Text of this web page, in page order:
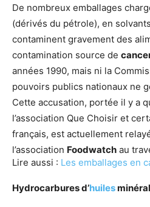
De nombreux emballages
(dérivés du pétrole), en
contaminent gravement des
contamination source de
années 1990, mais ni la
pouvoirs publics nationaux ne
Cette accusation, portée il y a
l’association Que Choisir et
français, est actuellement
l’association Foodwatch au
Lire aussi : Les emballages en
Hydrocarbures d’huiles